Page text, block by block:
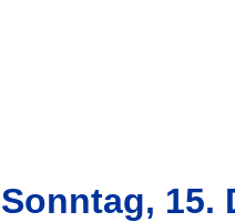
Sonntag, 15.